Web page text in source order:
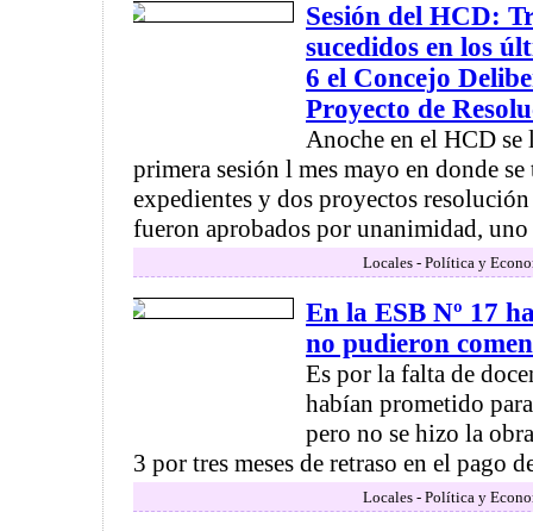
Sesión del HCD:
sucedidos en los
6 el Concejo
Proyecto de
Anoche en el HCD se
primera sesión l mes mayo en donde
expedientes y dos proyectos
fueron aprobados por unanimidad, uno
Locales - Política y
En la ESB Nº 17
no pudieron
Es por la falta de
habían prometido
pero no se hizo la
3 por tres meses de retraso en el pago
Locales - Política y